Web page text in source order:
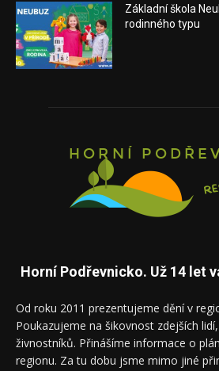
Základní škola
rodinného typu
Horní Podřevnicko. Už 14 let
Od roku 2011 prezentujeme dění v
Poukazujeme na šikovnost zdejších
živnostníků. Přinášíme informace o
regionu. Za tu dobu jsme mimo jiné